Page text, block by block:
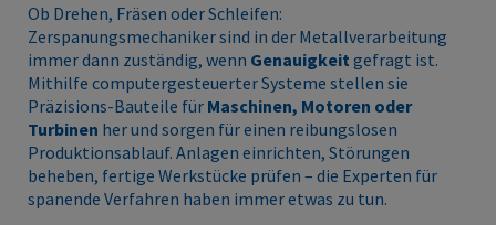
Ob Drehen, Fräsen oder Schleifen:
Zerspanungsmechaniker sind in der Metallverarbeitung
immer dann zuständig, wenn Genauigkeit gefragt ist.
Mithilfe computergesteuerter Systeme stellen sie
Präzisions-Bauteile für Maschinen, Motoren oder
Turbinen her und sorgen für einen reibungslosen
Produktionsablauf. Anlagen einrichten, Störungen
beheben, fertige Werkstücke prüfen – die Experten für
spanende Verfahren haben immer etwas zu tun.